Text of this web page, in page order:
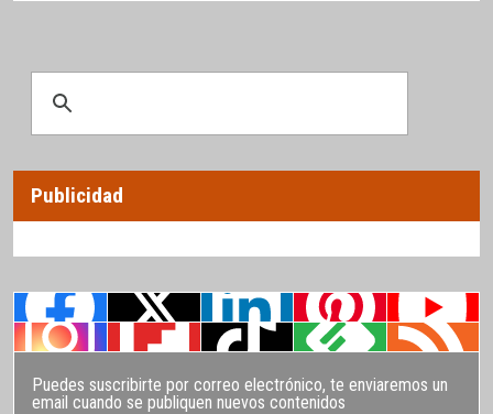
Publicidad
Puedes suscribirte por correo electrónico, te enviaremos un
email cuando se publiquen nuevos contenidos